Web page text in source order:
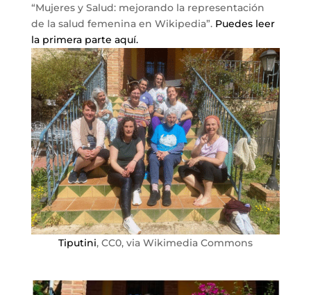
“Mujeres y Salud: mejorando la representación
de la salud femenina en Wikipedia”. Puedes leer
la primera parte aquí.
Tiputini, CC0, via Wikimedia Commons